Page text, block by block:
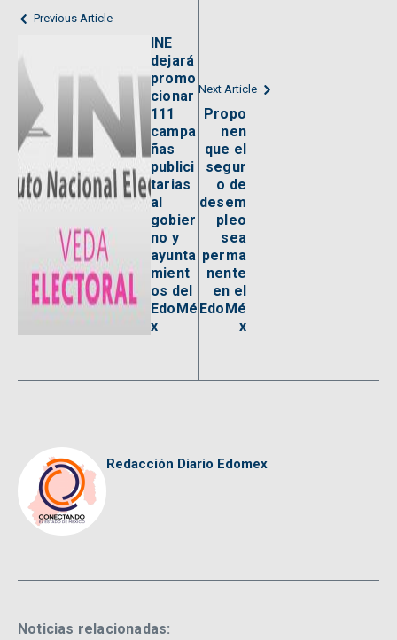
Previous Article
INE
dejará
promo
cionar
111
campa
ñas
publici
tarias
al
gobier
no y
ayunta
mient
os del
EdoMé
x
Next Article
Propo
nen
que el
segur
o de
desem
pleo
sea
perma
nente
en el
EdoMé
x
Redacción Diario Edomex
Noticias relacionadas: